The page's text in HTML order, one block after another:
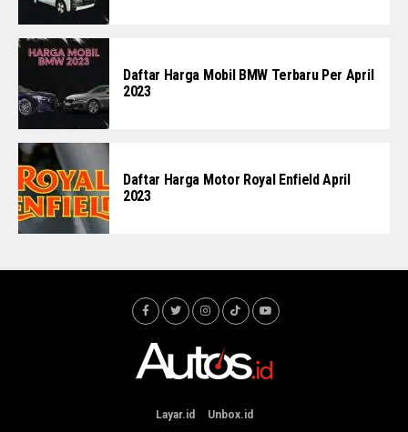
Daftar Harga Mobil BMW Terbaru Per April
2023
Daftar Harga Motor Royal Enfield April
2023
Layar.id Unbox.id